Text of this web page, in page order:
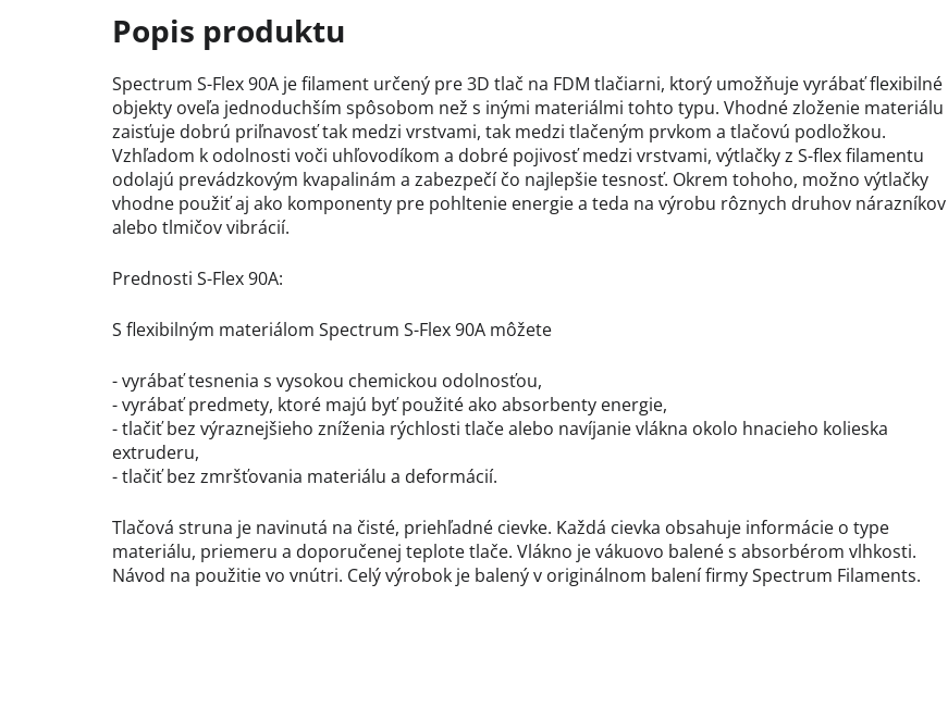
Spectrum S-Flex 90A je filament určený pre 3D tlač na FDM tlačiarni, ktorý umožňuje vyrábať flexibilné
objekty oveľa jednoduchším spôsobom než s inými materiálmi tohto typu. Vhodné zloženie materiálu
zaisťuje dobrú priľnavosť tak medzi vrstvami, tak medzi tlačeným prvkom a tlačovú podložkou.
Vzhľadom k odolnosti voči uhľovodíkom a dobré pojivosť medzi vrstvami, výtlačky z S-flex filamentu
odolajú prevádzkovým kvapalinám a zabezpečí čo najlepšie tesnosť. Okrem tohoho, možno výtlačky
vhodne použiť aj ako komponenty pre pohltenie energie a teda na výrobu rôznych druhov nárazníkov
alebo tlmičov vibrácií.
Prednosti S-Flex 90A:
S flexibilným materiálom Spectrum S-Flex 90A môžete
- vyrábať tesnenia s vysokou chemickou odolnosťou,
- vyrábať predmety, ktoré majú byť použité ako absorbenty energie,
- tlačiť bez výraznejšieho zníženia rýchlosti tlače alebo navíjanie vlákna okolo hnacieho kolieska
extruderu,
- tlačiť bez zmršťovania materiálu a deformácií.
Tlačová struna je navinutá na čisté, priehľadné cievke. Každá cievka obsahuje informácie o type
materiálu, priemeru a doporučenej teplote tlače. Vlákno je vákuovo balené s absorbérom vlhkosti.
Návod na použitie vo vnútri. Celý výrobok je balený v originálnom balení firmy Spectrum Filaments.